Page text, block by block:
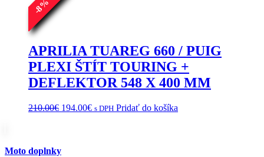
produktu.
-
8
%
APRILIA TUAREG 660 / PUIG
PLEXI ŠTÍT TOURING +
DEFLEKTOR 548 X 400 MM
210.00€ Pôvodná
194.00€Aktuálna
s DPH Pridať do košíka
Moto doplnky